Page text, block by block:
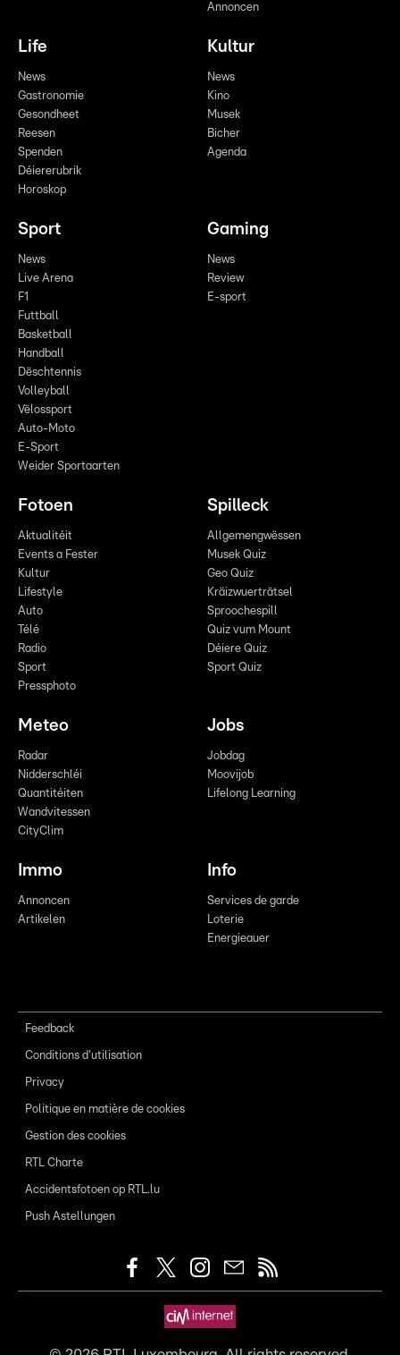
Annoncen
Life
News
Gastronomie
Gesondheet
Reesen
Spenden
Déiererubrik
Horoskop
Kultur
News
Kino
Musek
Bicher
Agenda
Sport
News
Live Arena
F1
Futtball
Basketball
Handball
Dëschtennis
Volleyball
Vëlossport
Auto-Moto
E-Sport
Weider Sportaarten
Gaming
News
Review
E-sport
Fotoen
Aktualitéit
Events a Fester
Kultur
Lifestyle
Auto
Télé
Radio
Sport
Pressphoto
Spilleck
Allgemengwëssen
Musek Quiz
Geo Quiz
Kräizwuerträtsel
Sproochespill
Quiz vum Mount
Déiere Quiz
Sport Quiz
Meteo
Radar
Nidderschléi
Quantitéiten
Wandvitessen
CityClim
Jobs
Jobdag
Moovijob
Lifelong Learning
Immo
Annoncen
Artikelen
Info
Services de garde
Loterie
Energieauer
Feedback
Conditions d'utilisation
Privacy
Politique en matière de cookies
Gestion des cookies
RTL Charte
Accidentsfotoen op RTL.lu
Push Astellungen